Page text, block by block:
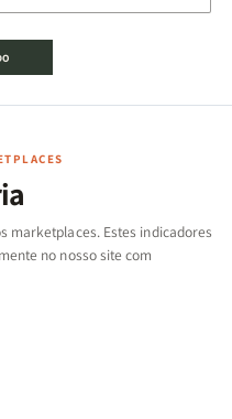
de
Jogo
|
de
de
|
marketplaces. Estes indicadores
no nosso site com